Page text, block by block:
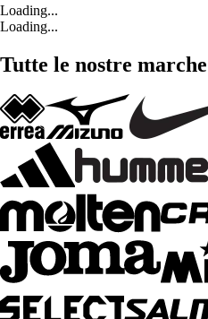
Loading...
Loading...
Tutte le nostre marche